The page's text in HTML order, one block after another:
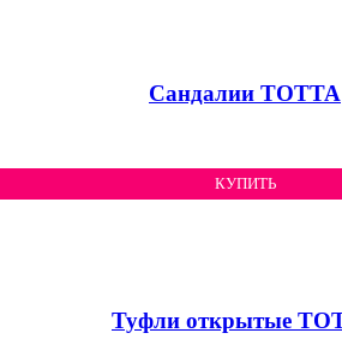
Сандалии ТОТТА
КУПИТЬ
Туфли открытые